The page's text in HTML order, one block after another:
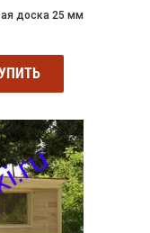
доска 25 мм